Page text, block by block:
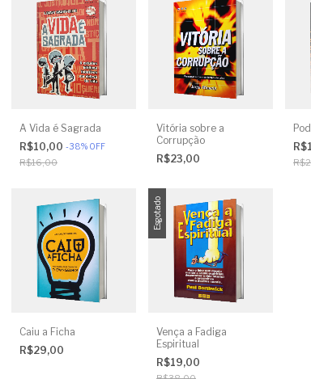
A Vida é Sagrada
R$10,00 -38% OFF
R$16,00
Vitória sobre a
Corrupção
R$23,00
Caiu a Ficha
R$29,00
Esgotado
Vença a Fadiga
Espiritual
R$19,00